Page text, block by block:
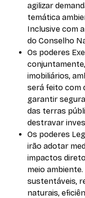
agilizar
temática
Inclusive com
do Conselho
Os poderes
imobiliários,
será feito com
garantir
das terras
destravar
Os poderes
irão adotar
impactos
meio
sustentáveis,
naturais,